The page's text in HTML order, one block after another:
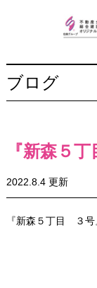
ブログ
『新森５
2022.8.4 更新
『新森５丁目 ３